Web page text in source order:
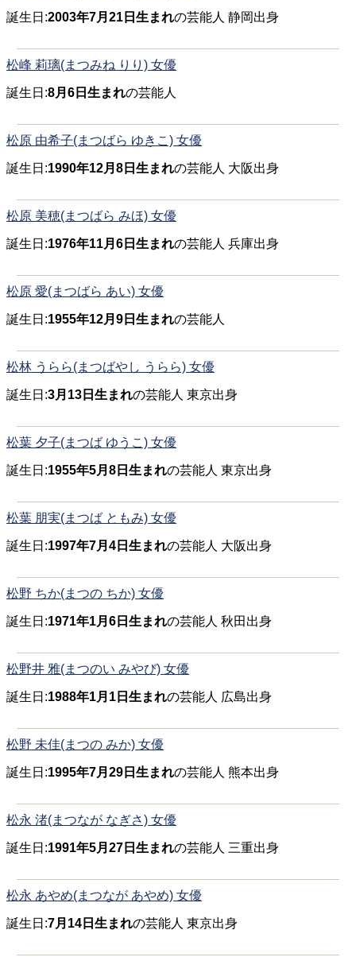
誕生日:2003年7月21日生まれの芸能人 静岡出身
松峰 莉璃(まつみね りり) 女優
誕生日:8月6日生まれの芸能人
松原 由希子(まつばら ゆきこ) 女優
誕生日:1990年12月8日生まれの芸能人 大阪出身
松原 美穂(まつばら みほ) 女優
誕生日:1976年11月6日生まれの芸能人 兵庫出身
松原 愛(まつばら あい) 女優
誕生日:1955年12月9日生まれの芸能人
松林 うらら(まつばやし うらら) 女優
誕生日:3月13日生まれの芸能人 東京出身
松葉 夕子(まつば ゆうこ) 女優
誕生日:1955年5月8日生まれの芸能人 東京出身
松葉 朋実(まつば ともみ) 女優
誕生日:1997年7月4日生まれの芸能人 大阪出身
松野 ちか(まつの ちか) 女優
誕生日:1971年1月6日生まれの芸能人 秋田出身
松野井 雅(まつのい みやび) 女優
誕生日:1988年1月1日生まれの芸能人 広島出身
松野 未佳(まつの みか) 女優
誕生日:1995年7月29日生まれの芸能人 熊本出身
松永 渚(まつなが なぎさ) 女優
誕生日:1991年5月27日生まれの芸能人 三重出身
松永 あやめ(まつなが あやめ) 女優
誕生日:7月14日生まれの芸能人 東京出身